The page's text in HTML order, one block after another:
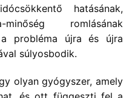
hatásának,
romlásának
a probléma újra és újra
súlyosbodik.
olyan gyógyszer, amely